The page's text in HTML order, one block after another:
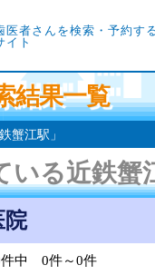
医者さんを検索・予約す
イト
結果一覧
蟹江駅」
ている近鉄
院
件中 0件～0件